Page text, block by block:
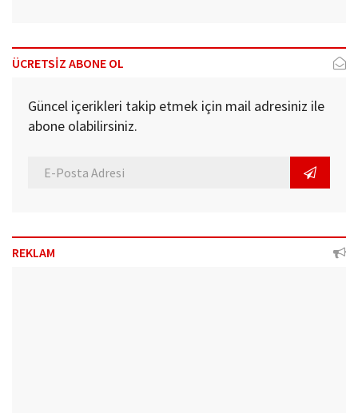
ÜCRETSİZ ABONE OL
Güncel içerikleri takip etmek için mail adresiniz ile
abone olabilirsiniz.
REKLAM